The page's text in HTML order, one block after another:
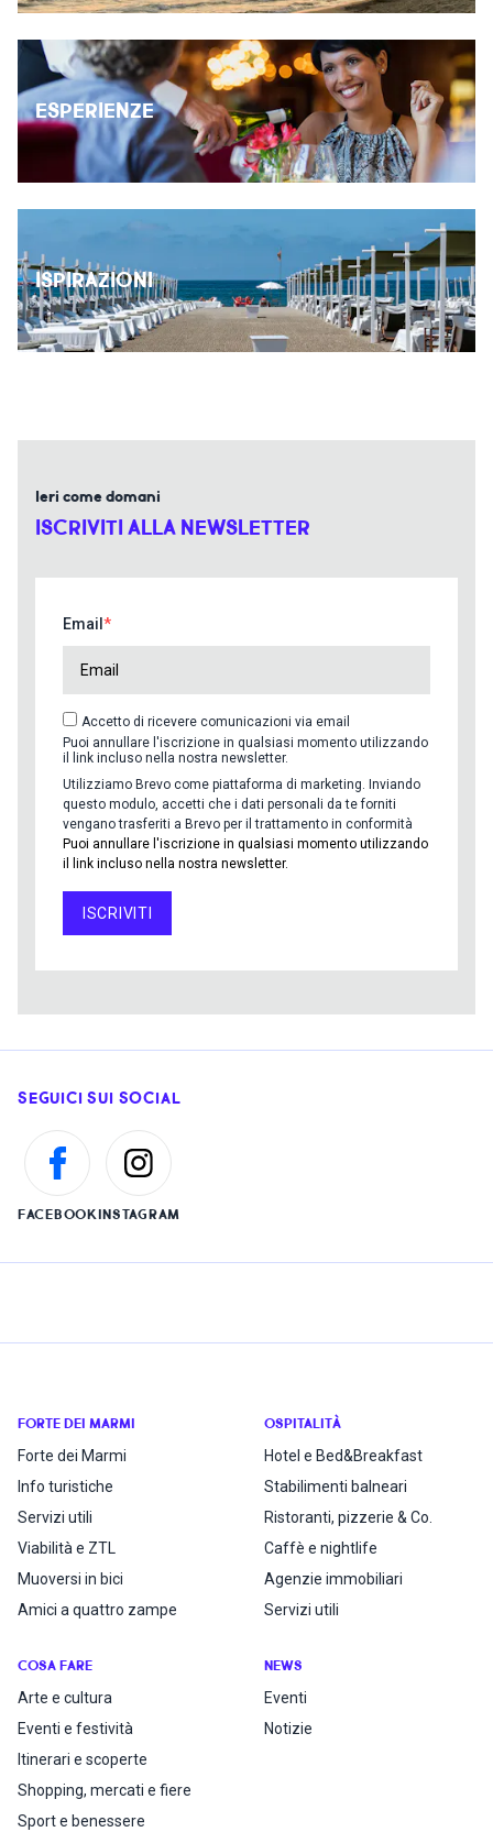
ESPERIENZE
ISPIRAZIONI
Ieri come domani
ISCRIVITI ALLA NEWSLETTER
Email
Accetto di ricevere comunicazioni via email
Puoi annullare l'iscrizione in qualsiasi momento utilizzando
il link incluso nella nostra newsletter.
Utilizziamo Brevo come piattaforma di marketing. Inviando
questo modulo, accetti che i dati personali da te forniti
vengano trasferiti a Brevo per il trattamento in conformità
Puoi annullare l'iscrizione in qualsiasi momento utilizzando
il link incluso nella nostra newsletter.
ISCRIVITI
SEGUICI SUI SOCIAL
FACEBOOKINSTAGRAM
FORTE DEI MARMI
Forte dei Marmi
Info turistiche
Servizi utili
Viabilità e ZTL
Muoversi in bici
Amici a quattro zampe
OSPITALITÀ
Hotel e Bed&Breakfast
Stabilimenti balneari
Ristoranti, pizzerie & Co.
Caffè e nightlife
Agenzie immobiliari
Servizi utili
COSA FARE
Arte e cultura
Eventi e festività
Itinerari e scoperte
Shopping, mercati e fiere
Sport e benessere
NEWS
Eventi
Notizie